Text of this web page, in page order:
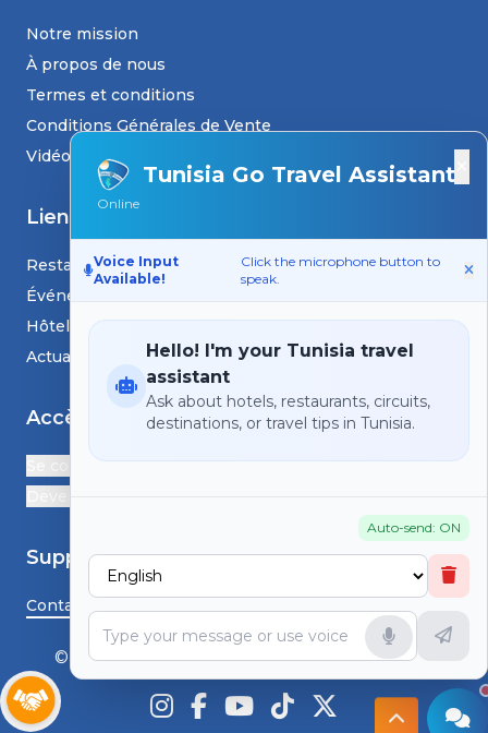
Tunisia Go Travel Assistant
Online
Voice Input
Available!
Click the microphone button to
speak.
Hello! I'm your Tunisia travel
assistant
Ask about hotels, restaurants, circuits,
destinations, or travel tips in Tunisia.
Auto-send: ON
Notre mission
À propos de nous
Termes et conditions
Conditions Générales de Vente
Vidéos
Liens
Restaurants
Événements
Hôtels
Actualités et blogs
Accès
Se connecter
Support
Contactez-nous
© HS TunisiaGoTravel - Tous droits réservés.